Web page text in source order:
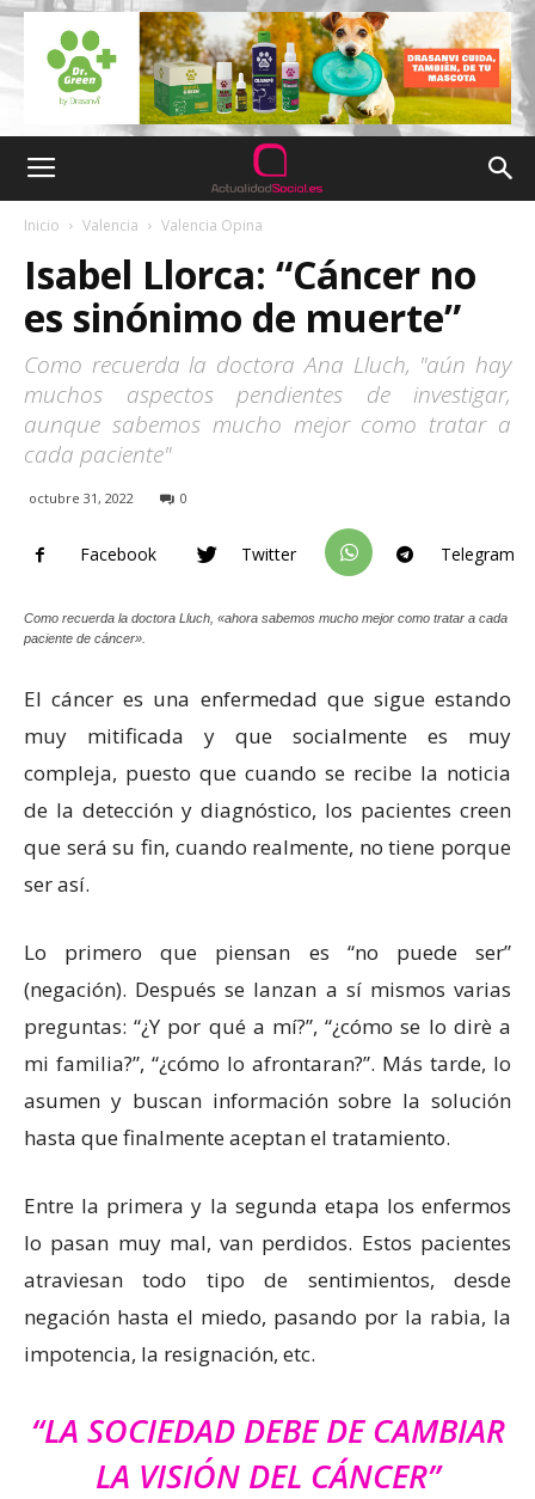
Inicio Valencia Valencia Opina
Isabel Llorca: “Cáncer no
es sinónimo de muerte”
Como recuerda la doctora Ana Lluch, "aún hay
muchos aspectos pendientes de investigar,
aunque sabemos mucho mejor como tratar a
cada paciente"
octubre 31, 2022 0
Facebook Twitter Telegram
Como recuerda la doctora Lluch, «ahora sabemos mucho mejor como tratar a cada
paciente de cáncer».
El cáncer es una enfermedad que sigue estando
muy mitificada y que socialmente es muy
compleja, puesto que cuando se recibe la noticia
de la detección y diagnóstico, los pacientes creen
que será su fin, cuando realmente, no tiene porque
ser así.
Lo primero que piensan es “no puede ser”
(negación). Después se lanzan a sí mismos varias
preguntas: “¿Y por qué a mí?”, “¿cómo se lo dirè a
mi familia?”, “¿cómo lo afrontaran?”. Más tarde, lo
asumen y buscan información sobre la solución
hasta que finalmente aceptan el tratamiento.
Entre la primera y la segunda etapa los enfermos
lo pasan muy mal, van perdidos. Estos pacientes
atraviesan todo tipo de sentimientos, desde
negación hasta el miedo, pasando por la rabia, la
impotencia, la resignación, etc.
“LA SOCIEDAD DEBE DE CAMBIAR
LA VISIÓN DEL CÁNCER”